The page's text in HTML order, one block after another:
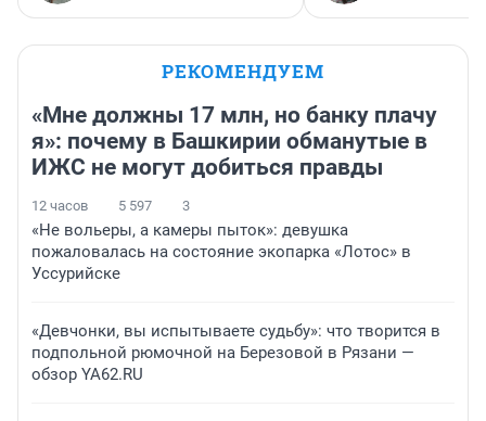
РЕКОМЕНДУЕМ
«Мне должны 17 млн, но банку плачу
я»: почему в Башкирии обманутые в
ИЖС не могут добиться правды
12 часов 5 597 3
«Не вольеры, а камеры пыток»: девушка
пожаловалась на состояние экопарка «Лотос» в
Уссурийске
«Девчонки, вы испытываете судьбу»: что творится в
подпольной рюмочной на Березовой в Рязани —
обзор YA62.RU